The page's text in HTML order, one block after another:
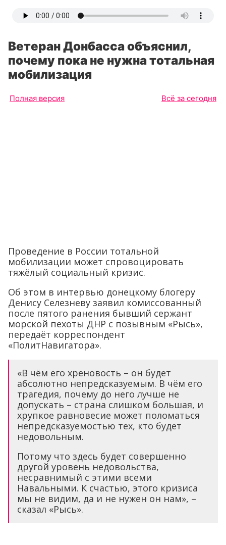
Ветеран Донбасса объяснил,
почему пока не нужна тотальная
мобилизация
Полная версия Всё за сегодня
Проведение в России тотальной
мобилизации может спровоцировать
тяжёлый социальный кризис.
Об этом в интервью донецкому блогеру
Денису Селезневу заявил комиссованный
после пятого ранения бывший сержант
морской пехоты ДНР с позывным «Рысь»,
передаёт корреспондент
«ПолитНавигатора».
«В чём его хреновость – он будет
абсолютно непредсказуемым. В чём его
трагедия, почему до него лучше не
допускать – страна слишком большая, и
хрупкое равновесие может поломаться
непредсказуемостью тех, кто будет
недовольным.
Потому что здесь будет совершенно
другой уровень недовольства,
несравнимый с этими всеми
Навальными. К счастью, этого кризиса
мы не видим, да и не нужен он нам», –
сказал «Рысь».